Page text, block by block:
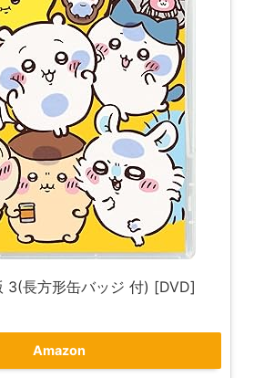
3(長方形缶バッジ 付) [DVD]
Amazon